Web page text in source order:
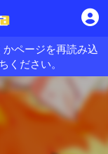
ページを再読み込
ください。